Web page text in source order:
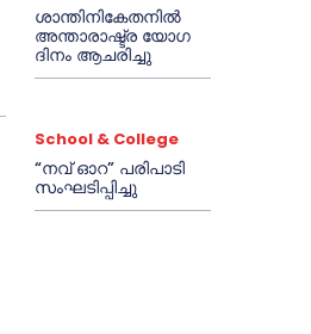
ശാന്തിനികേതനിൽ
അന്താരാഷ്ട്ര യോഗ
ദിനം ആചരിച്ചു
School & College
“നവ് ഓറ” പരിപാടി
സംഘടിപ്പിച്ചു